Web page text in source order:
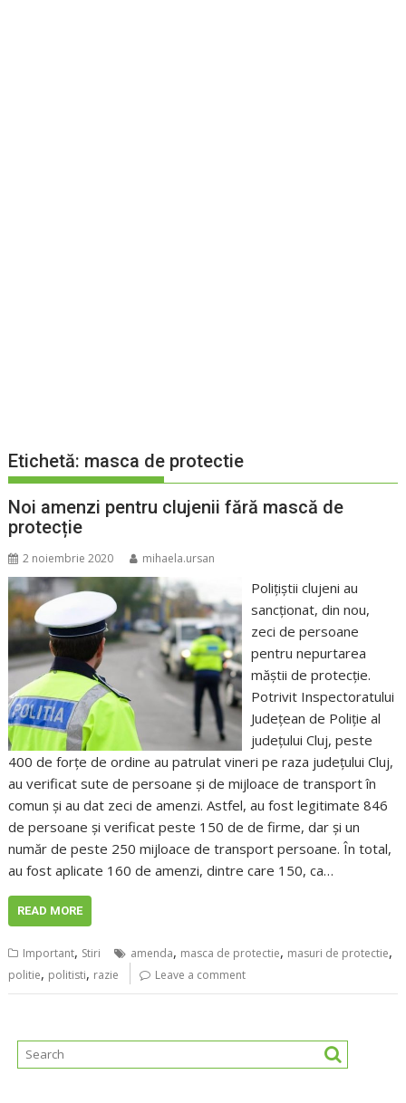
Etichetă: masca de protectie
Noi amenzi pentru clujenii fără mască de
protecție
2 noiembrie 2020 mihaela.ursan
Polițiștii clujeni au
sancționat, din nou,
zeci de persoane
pentru nepurtarea
măștii de protecție.
Potrivit Inspectoratului
Județean de Poliție al
județului Cluj, peste
400 de forțe de ordine au patrulat vineri pe raza județului Cluj,
au verificat sute de persoane și de mijloace de transport în
comun și au dat zeci de amenzi. Astfel, au fost legitimate 846
de persoane și verificat peste 150 de de firme, dar și un
număr de peste 250 mijloace de transport persoane. În total,
au fost aplicate 160 de amenzi, dintre care 150, ca…
READ MORE
Important, Stiri amenda, masca de protectie, masuri de protectie,
politie, politisti, razie Leave a comment